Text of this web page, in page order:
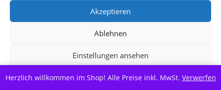
Akzeptieren
Ablehnen
Einstellungen ansehen
Cookie-RichtlinieDatenschutzerklärung
Herzlich willkommen im Shop! Alle Preise inkl. MwSt. Verwerfen